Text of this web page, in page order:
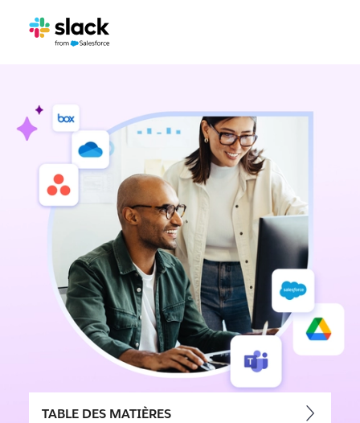
TABLE DES MATIÈRES